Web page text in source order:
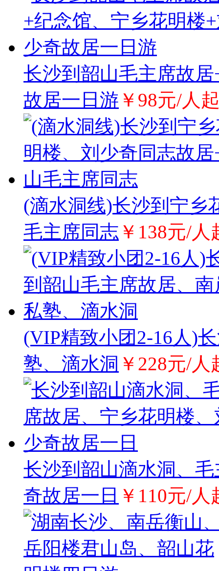
长沙到韶山毛主席故
故居一日游 ￥98元/人
(滴水洞线)长沙到宁乡
毛主席同志 ￥138元/人
(VIP精致小团2-16人)
塾、滴水洞 ￥228元/人
长沙到韶山滴水洞、
奇故居一日 ￥110元/人